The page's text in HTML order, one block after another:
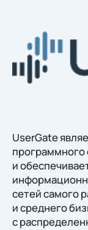
UserGate
программного
и
сетей самого
и среднего
с